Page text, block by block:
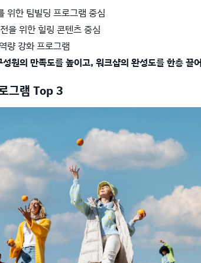
위한 팀빌딩 프로그램 중심
을 위한 힐링 콘텐츠 중심
량 강화 프로그램
성원의 만족도를 높이고, 워크샵의 완성도를 한층 끌
그램 Top 3